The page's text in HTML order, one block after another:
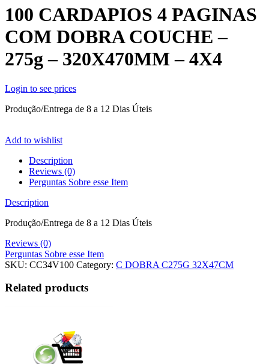
100 CARDAPIOS 4 PAGINAS
COM DOBRA COUCHE –
275g – 320X470MM – 4X4
Login to see prices
Produção/Entrega de 8 a 12 Dias Úteis
Add to wishlist
Description
Reviews (0)
Perguntas Sobre esse Item
Description
Produção/Entrega de 8 a 12 Dias Úteis
Reviews (0)
Perguntas Sobre esse Item
SKU: CC34V100 Category: C DOBRA C275G 32X47CM
Related products